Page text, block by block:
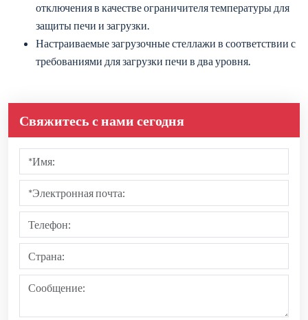
отключения в качестве ограничителя температуры для
защиты печи и загрузки.
Настраиваемые загрузочные стеллажи в соответствии с
требованиями для загрузки печи в два уровня.
Свяжитесь с нами сегодня